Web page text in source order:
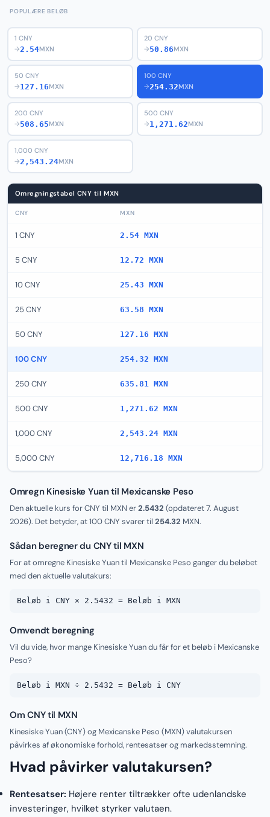
POPULÆRE BELØB
1 CNY
→2.54MXN
20 CNY
→50.86MXN
50 CNY
→127.16MXN
100 CNY
→254.32MXN
200 CNY
→508.65MXN
500 CNY
→1,271.62MXN
1,000 CNY
→2,543.24MXN
Omregningstabel CNY til MXN
CNY MXN
1 CNY 2.54 MXN
5 CNY 12.72 MXN
10 CNY 25.43 MXN
25 CNY 63.58 MXN
50 CNY 127.16 MXN
100 CNY 254.32 MXN
250 CNY 635.81 MXN
500 CNY 1,271.62 MXN
1,000 CNY 2,543.24 MXN
5,000 CNY 12,716.18 MXN
Omregn Kinesiske Yuan til Mexicanske Peso
Den aktuelle kurs for CNY til MXN er2.5432 (opdateret7. August
2026). Det betyder, at 100 CNY svarer til 254.32 MXN.
Sådan beregner du CNY til MXN
For at omregne Kinesiske Yuan til Mexicanske Peso ganger du beløbet
med den aktuelle valutakurs:
Beløb i CNY × 2.5432 = Beløb i MXN
Omvendt beregning
Vil du vide, hvor mange Kinesiske Yuan du får for et beløb i Mexicanske
Peso?
Beløb i MXN ÷ 2.5432 = Beløb i CNY
Om CNY til MXN
Kinesiske Yuan (CNY) og Mexicanske Peso (MXN) valutakursen
påvirkes af økonomiske forhold, rentesatser og markedsstemning.
Hvad påvirker valutakursen?
Rentesatser: Højere renter tiltrækker ofte udenlandske
investeringer, hvilket styrker valutaen.